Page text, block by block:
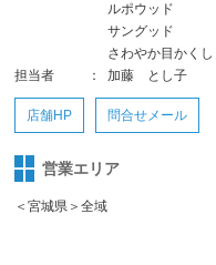
ルポウッド
サングッド
さわやか目かくし
担当者
： 加藤 とし子
店舗HP 問合せメール
営業エリア
＜宮城県＞全域